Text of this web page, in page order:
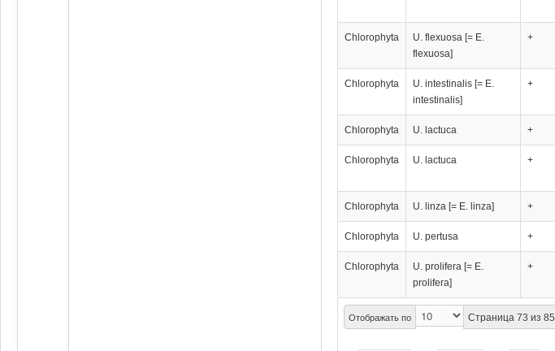
Отображать по Страница 73 из 85
Chlorophyta
U. flexuosa [= E.
flexuosa]
+
Chlorophyta
U. intestinalis [= E.
intestinalis]
+
Chlorophyta U. lactuca +
Chlorophyta U. lactuca +
Chlorophyta U. linza [= E. linza] +
Chlorophyta U. pertusa +
Chlorophyta
U. prolifera [= E.
prolifera]
+